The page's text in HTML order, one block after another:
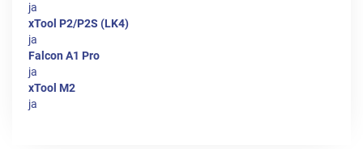
ja
xTool P2/P2S (LK4)
ja
Falcon A1 Pro
ja
xTool M2
ja